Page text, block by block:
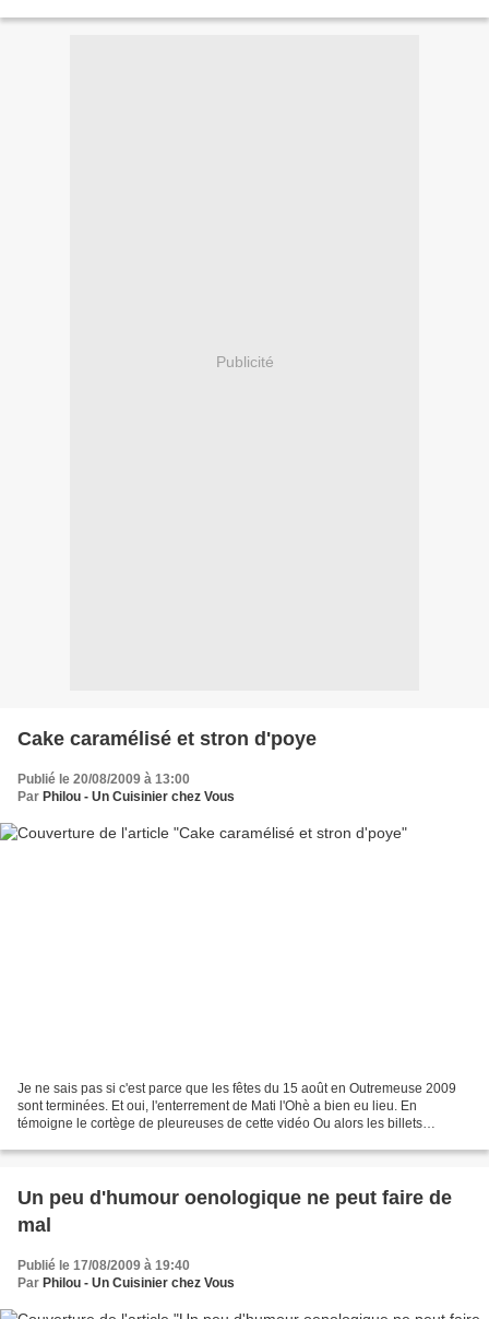
Publicité
Cake caramélisé et stron d'poye
Publié le 20/08/2009 à 13:00
Par Philou - Un Cuisinier chez Vous
Je ne sais pas si c'est parce que les fêtes du 15 août en Outremeuse 2009
sont terminées. Et oui, l'enterrement de Mati l'Ohè a bien eu lieu. En
témoigne le cortège de pleureuses de cette vidéo Ou alors les billets
Un peu d'humour oenologique ne peut faire de
mal
Publié le 17/08/2009 à 19:40
Par Philou - Un Cuisinier chez Vous